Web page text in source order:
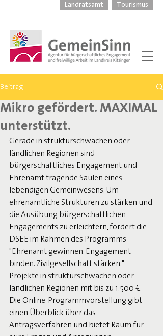
Landratsamt Tourismus
Beitrag
Mikro gefördert. MAXIMAL
unterstützt.
Gerade in strukturschwachen oder
ländlichen Regionen sind
bürgerschaftliches Engagement und
Ehrenamt tragende Säulen eines
lebendigen Gemeinwesens. Um
ehrenamtliche Strukturen zu stärken und
die Ausübung bürgerschaftlichen
Engagements zu erleichtern, fördert die
DSEE im Rahmen des Programms
"Ehrenamt gewinnen. Engagement
binden. Zivilgesellschaft stärken."
Projekte in strukturschwachen oder
ländlichen Regionen mit bis zu 1.500 €.
Die Online-Programmvorstellung gibt
einen Überblick über das
Antragsverfahren und bietet Raum für